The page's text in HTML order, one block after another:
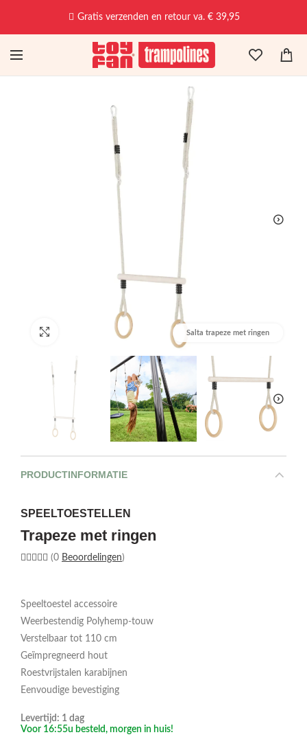
Gratis verzenden en retour va. € 39,95
Salta trapeze met ringen
Afbeelding vergroten
PRODUCTINFORMATIE
SPEELTOESTELLEN
Trapeze met ringen
(0 Beoordelingen)
Speeltoestel accessoire
Weerbestendig Polyhemp-touw
Verstelbaar tot 110 cm
Geïmpregneerd hout
Roestvrijstalen karabijnen
Eenvoudige bevestiging
Levertijd: 1 dag
Voor 16:55u besteld, morgen in huis!